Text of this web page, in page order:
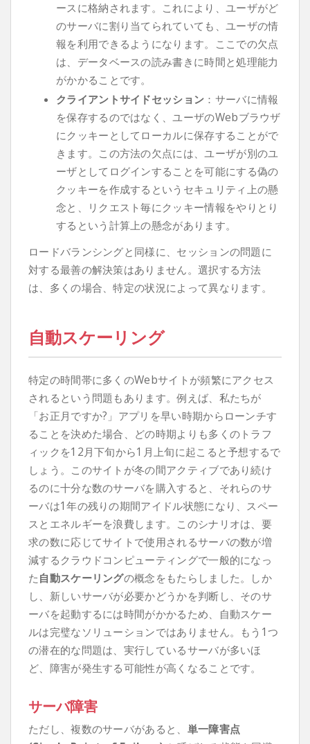
ースに格納されます。これにより、ユーザがど
のサーバに割り当てられていても、ユーザの情
報を利用できるようになります。ここでの欠点
は、データベースの読み書きに時間と処理能力
がかかることです。
クライアントサイドセッション ：サーバに情報
を保存するのではなく、ユーザのWebブラウザ
にクッキーとしてローカルに保存することがで
きます。この方法の欠点には、ユーザが別のユ
ーザとしてログインすることを可能にする偽の
クッキーを作成するというセキュリティ上の懸
念と、リクエスト毎にクッキー情報をやりとり
するという計算上の懸念があります。
ロードバランシングと同様に、セッションの問題に
対する最善の解決策はありません。選択する方法
は、多くの場合、特定の状況によって異なります。
自動スケーリング
特定の時間帯に多くのWebサイトが頻繁にアクセス
されるという問題もあります。例えば、私たちが
「お正月ですか?」アプリを早い時期からローンチす
ることを決めた場合、どの時期よりも多くのトラフ
ィックを12月下旬から1月上旬に起こると予想するで
しょう。このサイトが冬の間アクティブであり続け
るのに十分な数のサーバを購入すると、それらのサ
ーバは1年の残りの期間アイドル状態になり、スペー
スとエネルギーを浪費します。このシナリオは、要
求の数に応じてサイトで使用されるサーバの数が増
減するクラウドコンピューティングで一般的になっ
た自動スケーリングの概念をもたらしました。しか
し、新しいサーバが必要かどうかを判断し、そのサ
ーバを起動するには時間がかかるため、自動スケー
ルは完璧なソリューションではありません。もう1つ
の潜在的な問題は、実行しているサーバが多いほ
ど、障害が発生する可能性が高くなることです。
サーバ障害
ただし、複数のサーバがあると、 単一障害点